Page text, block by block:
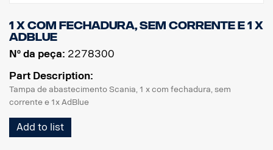
1 x Com fechadura, sem corrente e 1 x
AdBlue
Nº da peça: 2278300
Part Description:
Tampa de abastecimento Scania, 1 x com fechadura, sem
corrente e 1x AdBlue
Add to list